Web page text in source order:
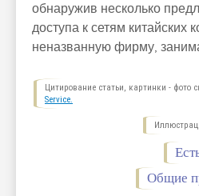
обнаружив несколько
доступа к сетям китайских
неназванную фирму,
Цитирование статьи, картинки - фото
Service.
Общие